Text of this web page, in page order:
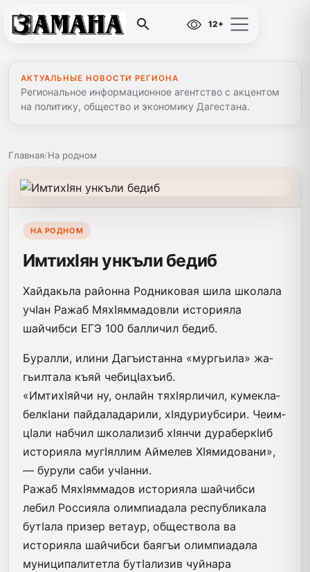
12+
АКТУАЛЬНЫЕ НОВОСТИ РЕГИОНА
Региональное информационное агентство с акцентом
на политику, общество и экономику Дагестана.
Главная/На родном
НА РОДНОМ
ИмтихIян ункъли бедиб
Хайдакьла районна Родниковая шила школала
учIан Ражаб МяхIяммадовли историяла
шайчибси ЕГЭ 100 балличил бедиб.
Буралли, илини Да­гъис­танна «мур­гьи­­ла» жа­
гьил­тала къяй чеби­цIа­­хъиб.
«ИмтихIяйчи ну, он­лайн тяхIярличил, ку­­мек­­ла­
белкIани пай­­­­дала­да­­ри­ли, хIя­ду­риуб­си­ри. Чеим­
цIали набчил школализиб хIян­чи ду­ра­бер­кIиб
историяла му­­­гIял­лим Аймелев ХIя­мидовани»,
— бурули саби учIан­ни.
Ражаб МяхIяммадов историяла шайчибси
лебил Россияла олимпиадала республикала
бутIала призер ветаур, обществола ва
историяла шайчибси баягъи олимпиадала
муниципалитетла бутIализив чуйнара